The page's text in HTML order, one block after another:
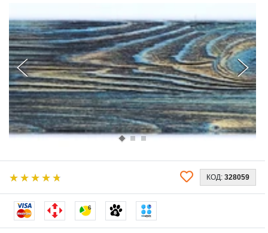
КОД: 328059
6